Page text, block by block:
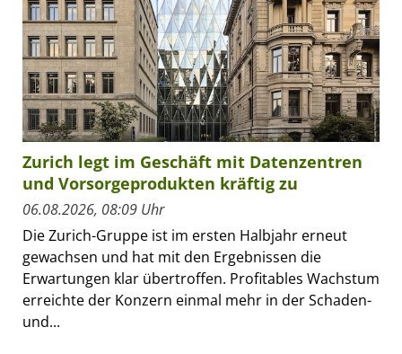
Zurich legt im Geschäft mit Datenzentren
und Vorsorgeprodukten kräftig zu
06.08.2026, 08:09 Uhr
Die Zurich-Gruppe ist im ersten Halbjahr erneut
gewachsen und hat mit den Ergebnissen die
Erwartungen klar übertroffen. Profitables Wachstum
erreichte der Konzern einmal mehr in der Schaden-
und...